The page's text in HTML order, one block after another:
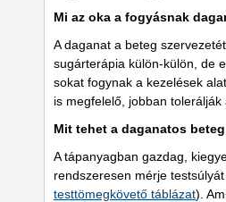
Mi az oka a fogyásnak
A daganat a beteg
sugárterápia külön-külön, de
sokat fogynak a kezelések
is megfelelő, jobban
Mit tehet a daganatos
A tápanyagban gazdag,
rendszeresen mérje
testtömegkövető táblázat).